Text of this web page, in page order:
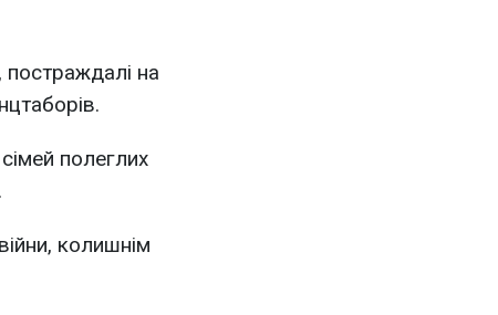
на
полеглих
колишнім